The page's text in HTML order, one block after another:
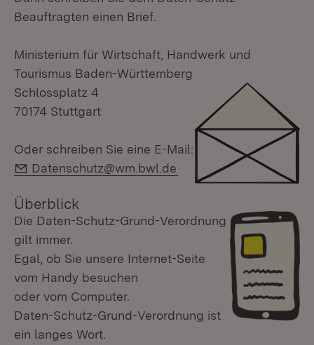
Beauftragten einen Brief.
Ministerium für Wirtschaft, Handwerk und
Tourismus Baden-Württemberg
Schlossplatz 4
70174 Stuttgart
Oder schreiben Sie eine E-Mail:
E-Mail:
Datenschutz@wm.bwl.de
Überblick
Die Daten-Schutz-Grund-Verordnung
gilt immer.
Egal, ob Sie unsere Internet-Seite
vom Handy besuchen
oder vom Computer.
Daten-Schutz-Grund-Verordnung ist
ein langes Wort.